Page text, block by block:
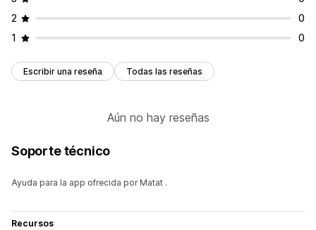
2
0
1
0
Escribir una reseña Todas las reseñas
Aún no hay reseñas
Soporte técnico
Ayuda para la app ofrecida por Matat .
Recursos